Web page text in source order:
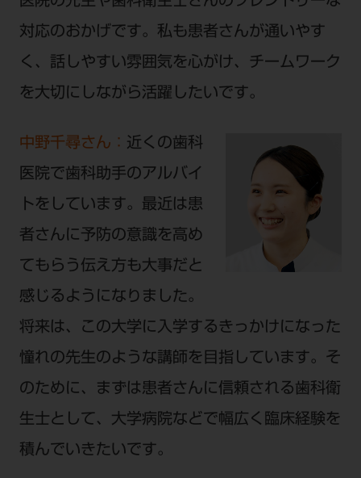
対応のおかげです。私も患者さんが通いやす
く、話しやすい雰囲気を心がけ、チームワーク
を大切にしながら活躍したいです。
中野千尋さん： 近くの歯科
医院で歯科助手のアルバイ
トをしています。最近は患
者さんに予防の意識を高め
てもらう伝え方も大事だと
感じるようになりました。
将来は、この大学に入学するきっかけになった
憧れの先生のような講師を目指しています。そ
のために、まずは患者さんに信頼される歯科衛
生士として、大学病院などで幅広く臨床経験を
積んでいきたいです。